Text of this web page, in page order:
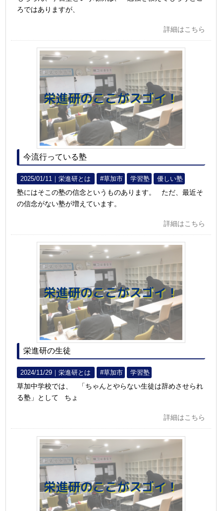
ろではありますが、
詳細はこちら
今流行っている塾
2025/01/11｜栄進研とは #草加市 学習塾 優しい塾
塾にはそこの塾の信念というものあります。 ただ、最近そ
の信念がない塾が増えています。
詳細はこちら
栄進研の生徒
2024/11/29｜栄進研とは #草加市 学習塾
草加中学校では、 「ちゃんとやらない生徒は辞めさせられ
る塾」として ちょ
詳細はこちら